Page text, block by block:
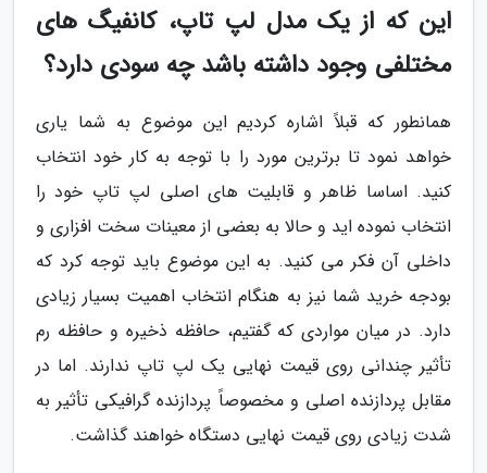
این که از یک مدل لپ تاپ، کانفیگ های
مختلفی وجود داشته باشد چه سودی دارد؟
همانطور که قبلاً اشاره کردیم این موضوع به شما یاری
خواهد نمود تا برترین مورد را با توجه به کار خود انتخاب
کنید. اساسا ظاهر و قابلیت های اصلی لپ تاپ خود را
انتخاب نموده اید و حالا به بعضی از معینات سخت افزاری و
داخلی آن فکر می کنید. به این موضوع باید توجه کرد که
بودجه خرید شما نیز به هنگام انتخاب اهمیت بسیار زیادی
دارد. در میان مواردی که گفتیم، حافظه ذخیره و حافظه رم
تأثیر چندانی روی قیمت نهایی یک لپ تاپ ندارند. اما در
مقابل پردازنده اصلی و مخصوصاً پردازنده گرافیکی تأثیر به
شدت زیادی روی قیمت نهایی دستگاه خواهند گذاشت.